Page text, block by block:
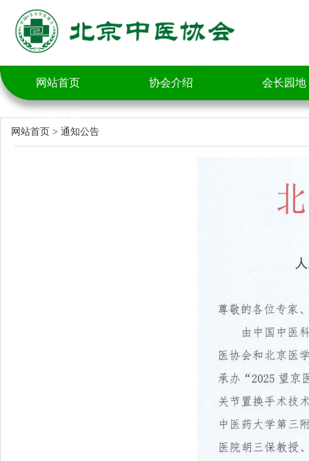
网站首页 协会介绍 会长园地
政策法规
网站首页 > 通知公告